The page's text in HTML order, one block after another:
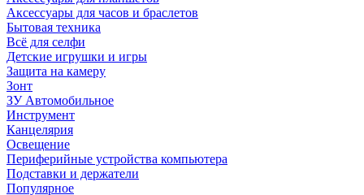
Аксессуары для часов и браслетов
Бытовая техника
Всё для селфи
Детские игрушки и игры
Защита на камеру
Зонт
ЗУ Автомобильное
Инструмент
Канцелярия
Освещение
Периферийные устройства компьютера
Подставки и держатели
Популярное